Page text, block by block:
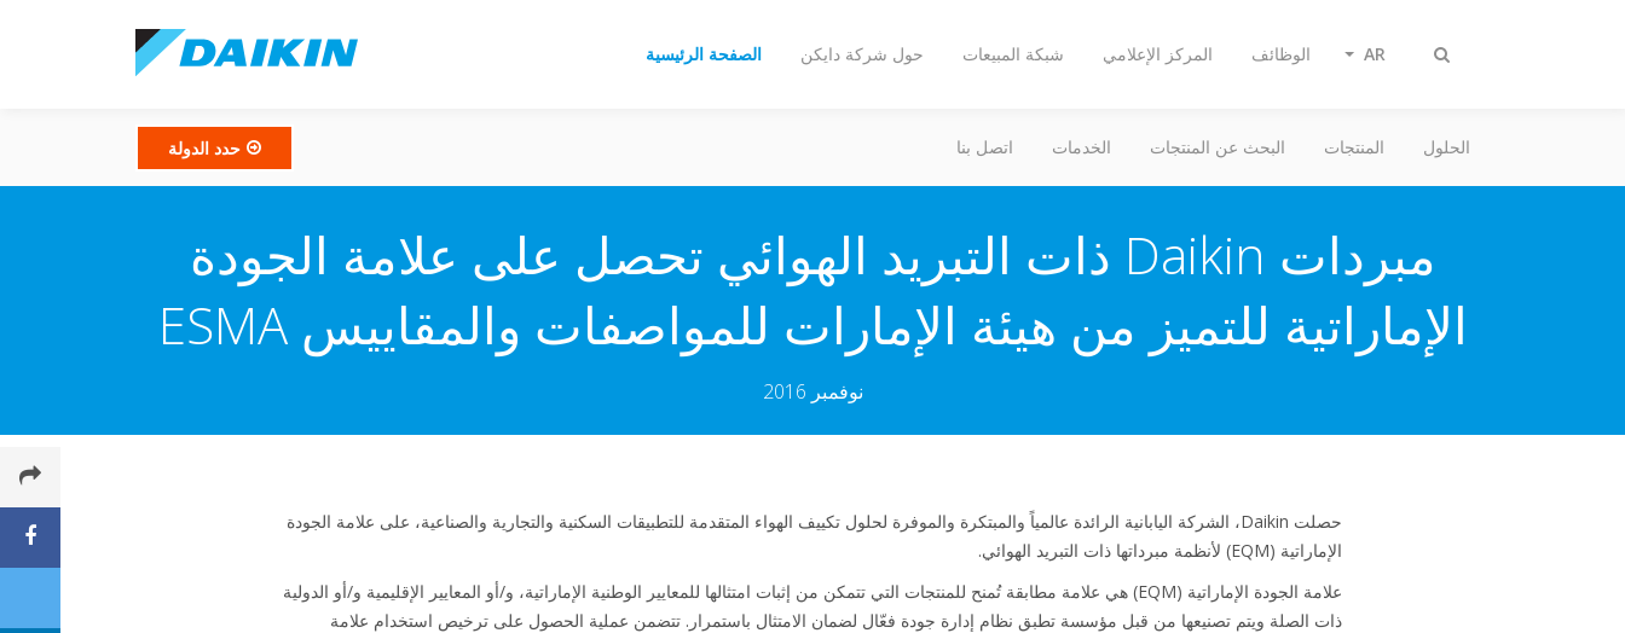
تبديل
الصفحة الرئيسية حول شركة دايكن شبكة المبيعات المركز الإعلامي الوظائف AR
الحلول المنتجات البحث عن المنتجات الخدمات اتصل بنا حدد الدولة
مبردات Daikin ذات التبريد الهوائي تحصل على علامة الجودة
الإماراتية للتميز من هيئة الإمارات للمواصفات والمقاييس ESMA
نوفمبر 2016
حصلت Daikin، الشركة اليابانية الرائدة عالمياً والمبتكرة والموفرة لحلول تكييف الهواء المتقدمة للتطبيقات السكنية والتجارية والصناعية، على علامة الجودة
الإماراتية (EQM) لأنظمة مبرداتها ذات التبريد الهوائي.
علامة الجودة الإماراتية (EQM) هي علامة مطابقة تُمنح للمنتجات التي تتمكن من إثبات امتثالها للمعايير الوطنية الإماراتية، و/أو المعايير الإقليمية و/أو الدولية
ذات الصلة ويتم تصنيعها من قبل مؤسسة تطبق نظام إدارة جودة فعّال لضمان الامتثال باستمرار. تتضمن عملية الحصول على ترخيص استخدام علامة